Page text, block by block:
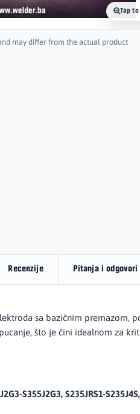
Tap to
may differ from the actual product
Recenzije Pitanja i odgovori
sa bazičnim
što je čini idealnom za
S355J2G3, S235JRS1-